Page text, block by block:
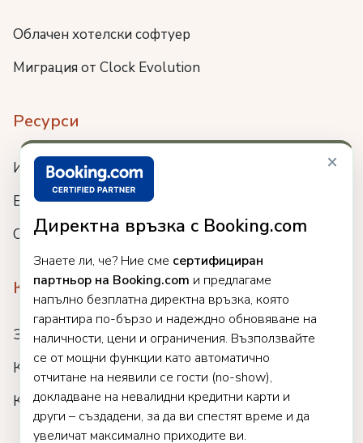
×
Директна връзка с Booking.com
Знаете ли, че? Ние сме сертифициран
партньор на Booking.com и предлагаме
напълно безплатна директна връзка, която
гарантира по-бързо и надеждно обновяване на
наличности, цени и ограничения. Възползвайте
се от мощни функции като автоматично
отчитане на неявили се гости (no-show),
докладване на невалидни кредитни карти и
други – създадени, за да ви спестят време и да
увеличат максимално приходите ви.
Облачен хотелски софтуер
Миграция от Clock Evolution
Ресурси
Интеграции
Блог
Събития
Компания
За нас
Кариери
Клиенти